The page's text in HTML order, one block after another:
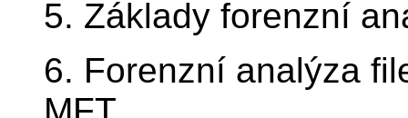
5. Základy forenzní
6. Forenzní analýza